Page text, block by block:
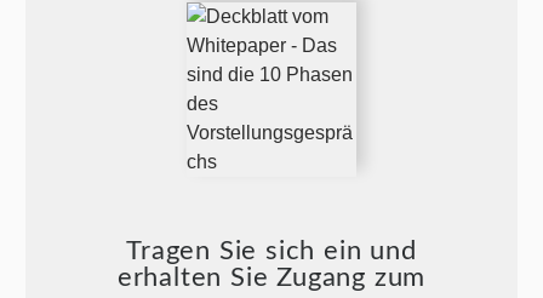
Tragen Sie sich ein und
erhalten Sie Zugang zum